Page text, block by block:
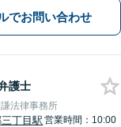
でお問い合わせ
護士
法律事務所
丁目駅 営業時間：10:00